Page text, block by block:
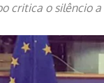
critica o silêncio